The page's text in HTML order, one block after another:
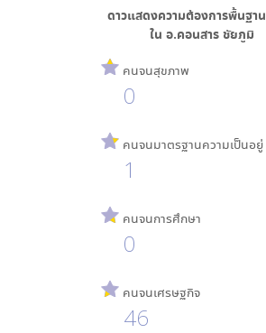
ดาวแสดงความต้องการพื้นฐาน
ใน อ.คอนสาร ชัยภูมิ
คนจนสุขภาพ
0
คนจนมาตรฐานความเป็นอยู่
1
คนจนการศึกษา
0
คนจนเศรษฐกิจ
46